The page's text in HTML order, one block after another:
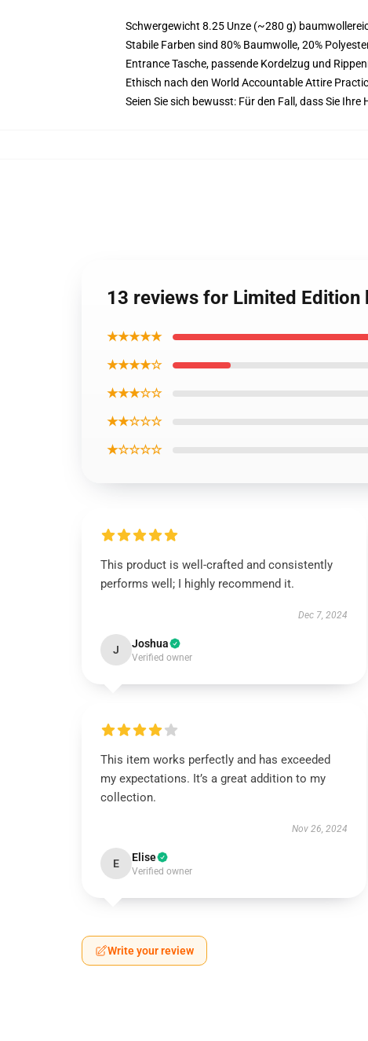
Schwergewicht 8.25 Unze (~280 g)
Stabile Farben sind 80% Baumwolle, 20%
Entrance Tasche, passende Kordelzug und
Ethisch nach den World Accountable Attire
Seien Sie sich bewusst: Für den Fall, dass Sie
13 reviews for Limited
★★★★★
★★★★☆
★★★☆☆
★★☆☆☆
★☆☆☆☆
This product is well-crafted and consistently
performs well; I highly recommend it.
Dec 7, 2024
J Joshua
Verified owner
This item works perfectly and has exceeded
my expectations. It’s a great addition to my
collection.
Nov 26, 2024
E Elise
Verified owner
Write your review